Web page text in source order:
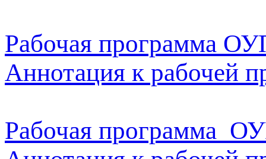
Рабочая программа
Аннотация к рабочей
Рабочая программа